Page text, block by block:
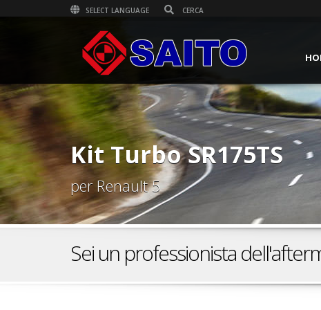
SELECT LANGUAGE
Kit Turbo SR175TS
per Renault 5
Sei un professionista